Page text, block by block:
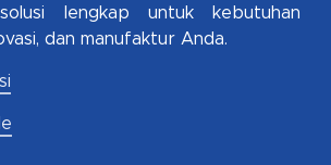
lengkap untuk kebutuhan
dan manufaktur Anda.